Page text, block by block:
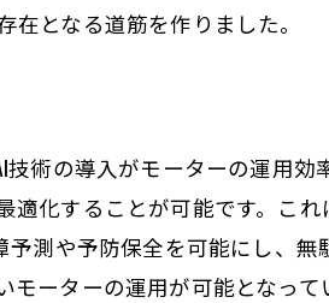
となる道筋を作りました。
術の導入がモーターの運用効
化することが可能です。これ
測や予防保全を可能にし、無
ーターの運用が可能となって